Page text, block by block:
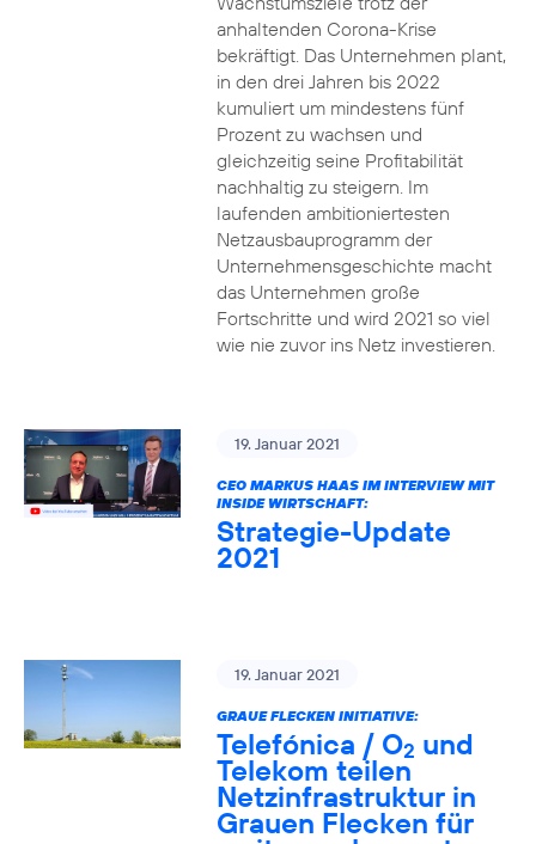
anhaltenden Corona-Krise
bekräftigt. Das Unternehmen plant,
in den drei Jahren bis 2022
kumuliert um mindestens fünf
Prozent zu wachsen und
gleichzeitig seine Profitabilität
nachhaltig zu steigern. Im
laufenden ambitioniertesten
Netzausbauprogramm der
Unternehmensgeschichte macht
das Unternehmen große
Fortschritte und wird 2021 so viel
wie nie zuvor ins Netz investieren.
19. Januar 2021
CEO MARKUS HAAS IM INTERVIEW MIT
INSIDE WIRTSCHAFT:
Strategie-Update
2021
19. Januar 2021
GRAUE FLECKEN INITIATIVE:
Telefónica / O2 und
Telekom teilen
Netzinfrastruktur in
Grauen Flecken für